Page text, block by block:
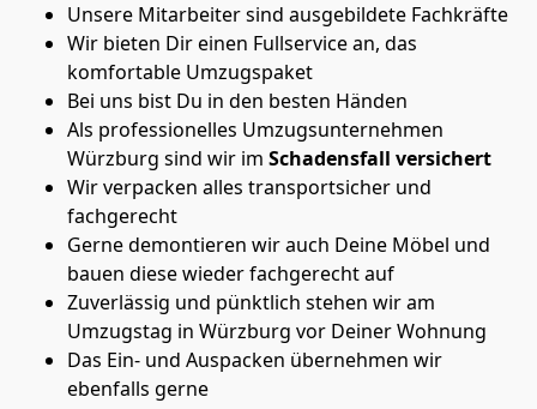
Unsere Mitarbeiter sind ausgebildete Fachkräfte
Wir bieten Dir einen Fullservice an, das
komfortable Umzugspaket
Bei uns bist Du in den besten Händen
Als professionelles Umzugsunternehmen
Würzburg sind wir im Schadensfall versichert
Wir verpacken alles transportsicher und
fachgerecht
Gerne demontieren wir auch Deine Möbel und
bauen diese wieder fachgerecht auf
Zuverlässig und pünktlich stehen wir am
Umzugstag in Würzburg vor Deiner Wohnung
Das Ein- und Auspacken übernehmen wir
ebenfalls gerne